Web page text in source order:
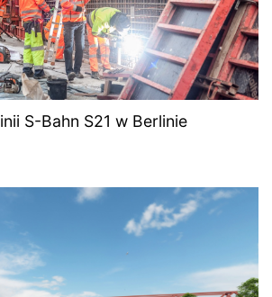
S-Bahn S21 w Berlinie